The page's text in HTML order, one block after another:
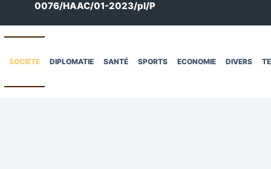
0076/HAAC/01-2023/pl/P
SOCIETE DIPLOMATIE SANTÉ SPORTS ECONOMIE DIVERS